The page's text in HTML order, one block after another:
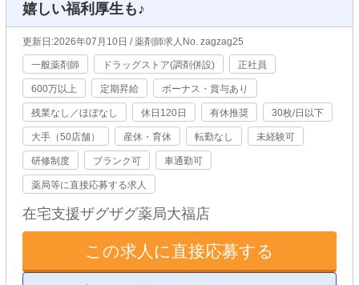
嬉しい福利厚生も♪
更新日:2026年07月10日 / 薬剤師求人No. zagzag25
一般薬剤師 ドラッグストア(調剤併設) 正社員
600万以上 定期昇給 ボーナス・賞与あり
残業なし／ほぼなし 休日120日 有休推奨 30枚/日以下
大手（50店舗） 産休・育休 転勤なし 未経験可
研修制度 ブランク可 車通勤可
薬局等に直接応募する求人
在宅支援ザグザグ薬局大福店
この求人に直接応募する